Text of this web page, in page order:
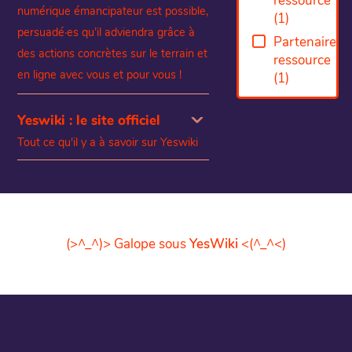
(1)
Partenaire
ressource
(1)
numérique émancipateur est possible,
persuadé·es qu’il adviendra grâce à
des actions concrètes sur le terrain et
en ligne avec vous et pour vous !
Yeswiki : le site officiel
Tout ce qu'il y a à savoir sur Yeswiki
(>^_^)> Galope sousYesWiki <(^_^<)